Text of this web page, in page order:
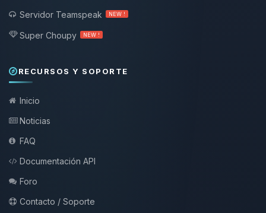
Servidor Teamspeak
NEW !
Super Choupy NEW !
RECURSOS Y SOPORTE
Inicio
Noticias
FAQ
Documentación API
Foro
Contacto / Soporte